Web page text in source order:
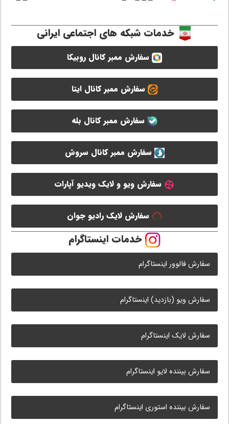
خدمات شبکه های اجتماعی ایرانی
سفارش ممبر کانال روبیکا
سفارش ممبر کانال ایتا
سفارش ممبر کانال بله
سفارش ممبر کانال سروش
سفارش ویو و لایک ویدیو آپارات
سفارش لایک رادیو جوان
خدمات اینستاگرام
سفارش فالوور اینستاگرام
سفارش ویو (بازدید) اینستاگرام
سفارش لایک اینستاگرام
سفارش بیننده لایو اینستاگرام
سفارش بیننده استوری اینستاگرام